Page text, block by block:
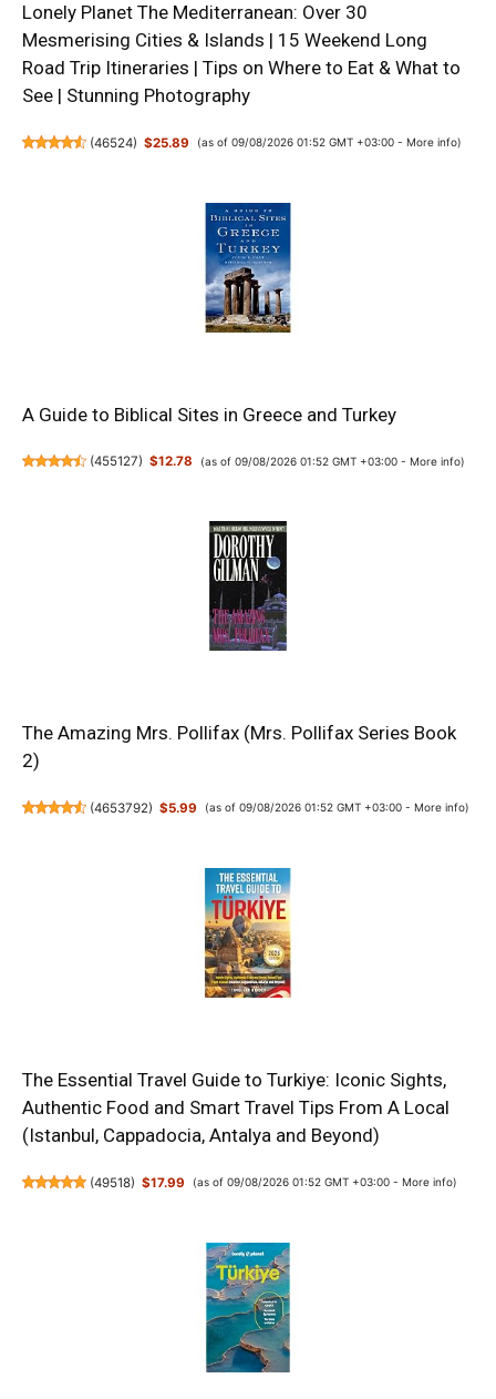
Lonely Planet The Mediterranean: Over 30
Mesmerising Cities & Islands | 15 Weekend Long
Road Trip Itineraries | Tips on Where to Eat & What to
See | Stunning Photography
(46524) $25.89 (as of 09/08/2026 01:52 GMT +03:00 - More info)
A Guide to Biblical Sites in Greece and Turkey
(455127) $12.78 (as of 09/08/2026 01:52 GMT +03:00 - More info)
The Amazing Mrs. Pollifax (Mrs. Pollifax Series Book
2)
(4653792) $5.99 (as of 09/08/2026 01:52 GMT +03:00 - More info)
The Essential Travel Guide to Turkiye: Iconic Sights,
Authentic Food and Smart Travel Tips From A Local
(Istanbul, Cappadocia, Antalya and Beyond)
(49518) $17.99 (as of 09/08/2026 01:52 GMT +03:00 - More info)